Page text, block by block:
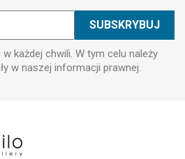
każdej chwili. W tym celu należy
w naszej informacji prawnej.